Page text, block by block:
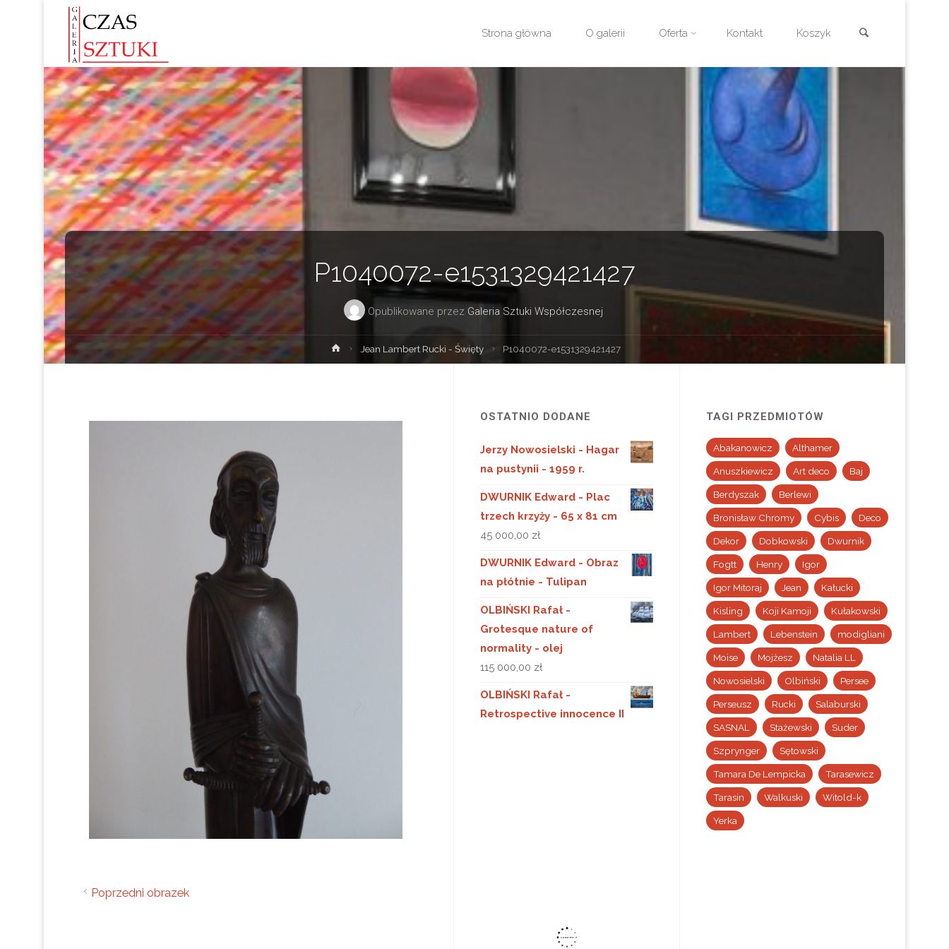
Strona główna O galerii Oferta Kontakt Koszyk
P1040072-e1531329421427
Opublikowane przez Galeria Sztuki Współczesnej
Strona
główna
Jean Lambert Rucki - Święty P1040072-e1531329421427
Poprzedni obrazek
OSTATNIO DODANE
Jerzy Nowosielski - Hagar
na pustynii - 1959 r.
DWURNIK Edward - Plac
trzech krzyży - 65 x 81 cm
45 000,00 zł
DWURNIK Edward - Obraz
na płótnie - Tulipan
OLBIŃSKI Rafał -
Grotesque nature of
normality - olej
115 000,00 zł
OLBIŃSKI Rafał -
Retrospective innocence II
TAGI PRZEDMIOTÓW
Abakanowicz Althamer
Anuszkiewicz Art deco Baj
Berdyszak Berlewi
Bronisław Chromy Cybis Deco
Dekor Dobkowski Dwurnik
Fogtt Henry Igor
Igor Mitoraj Jean Kałucki
Kisling Koji Kamoji Kułakowski
Lambert Lebenstein modigliani
Moise Mojżesz Natalia LL
Nowosielski Olbiński Persee
Perseusz Rucki Salaburski
SASNAL Stażewski Suder
Szprynger Sętowski
Tamara De Lempicka Tarasewicz
Tarasin Walkuski Witold-k
Yerka